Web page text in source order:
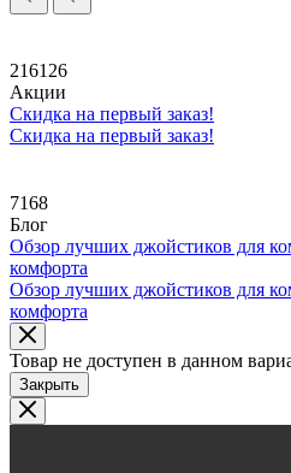
216126
Акции
Скидка на первый заказ!
Скидка на первый заказ!
7168
Блог
Обзор лучших джойстиков для
комфорта
Обзор лучших джойстиков для
комфорта
Товар не доступен в данном
Закрыть